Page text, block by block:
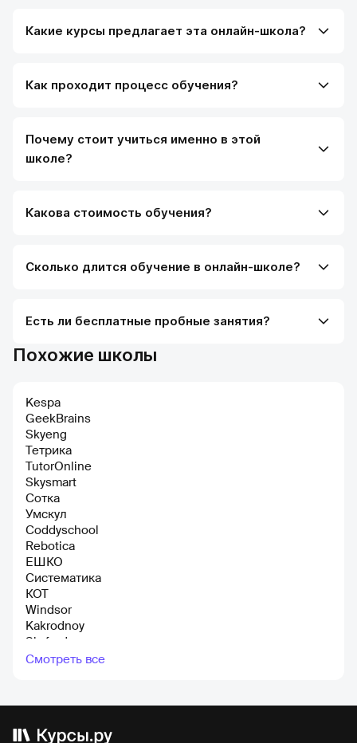
Какие курсы предлагает эта онлайн-школа?
Как проходит процесс обучения?
Почему стоит учиться именно в этой
школе?
Какова стоимость обучения?
Сколько длится обучение в онлайн-школе?
Есть ли бесплатные пробные занятия?
Похожие школы
Kespa
GeekBrains
Skyeng
Тетрика
TutorOnline
Skysmart
Сотка
Умскул
Coddyschool
Rebotiсa
ЕШКО
Систематика
КОТ
Windsor
Kakrodnoy
Skyford
Everyday English Online
Advance
Kaplan school
Смотреть все